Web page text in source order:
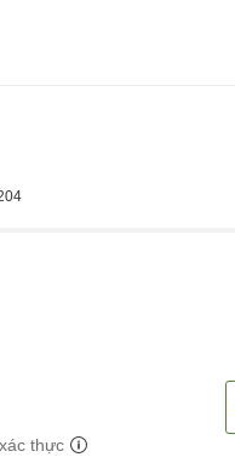
thực